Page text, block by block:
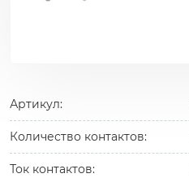
Артикул:
Количество контактов:
Ток контактов: